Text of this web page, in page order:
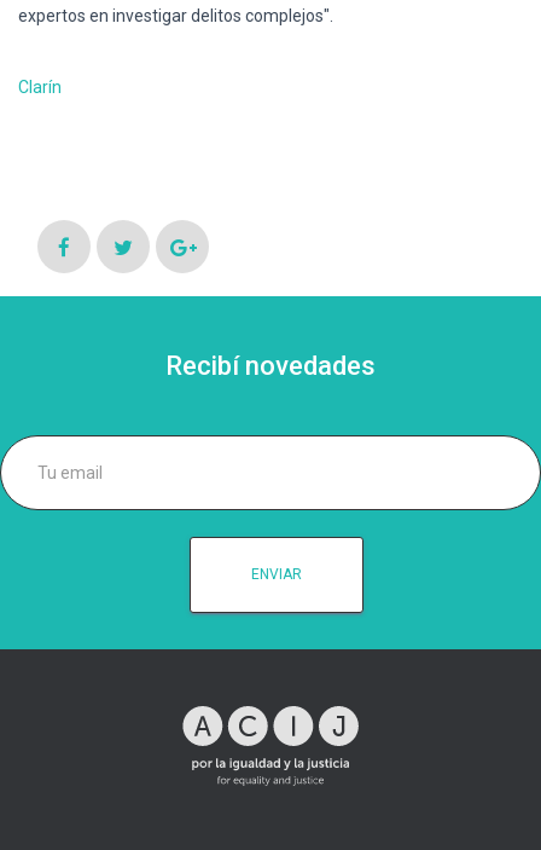
expertos en investigar delitos complejos".
Clarín
Recibí novedades